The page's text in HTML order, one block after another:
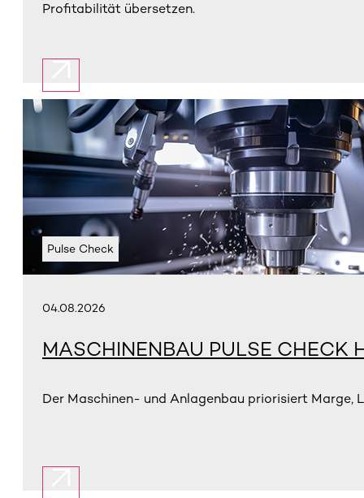
Profitabilität übersetzen.
Pulse Check
04.08.2026
MASCHINENBAU PULSE CHECK
Der Maschinen- und Anlagenbau priorisiert Marge,